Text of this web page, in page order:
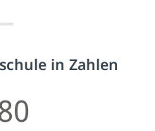
in Zahlen